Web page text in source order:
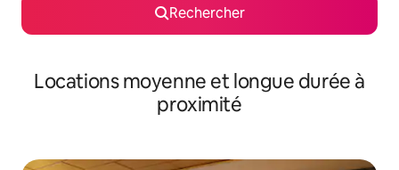
Rechercher
Locations moyenne et longue durée à
proximité